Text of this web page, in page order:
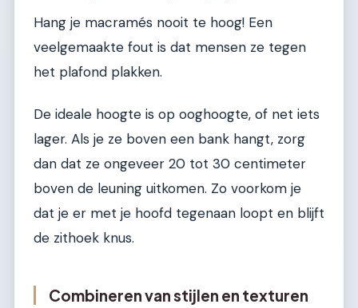
Hang je macramés nooit te hoog! Een
veelgemaakte fout is dat mensen ze tegen
het plafond plakken.
De ideale hoogte is op ooghoogte, of net iets
lager. Als je ze boven een bank hangt, zorg
dan dat ze ongeveer 20 tot 30 centimeter
boven de leuning uitkomen. Zo voorkom je
dat je er met je hoofd tegenaan loopt en blijft
de zithoek knus.
Combineren van stijlen en texturen